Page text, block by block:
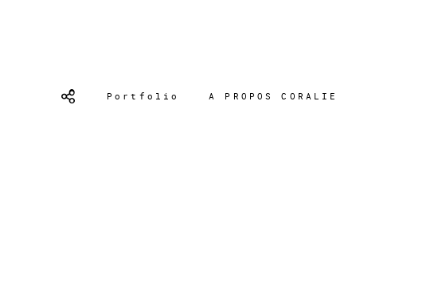
Portfolio A PROPOS CORALIE